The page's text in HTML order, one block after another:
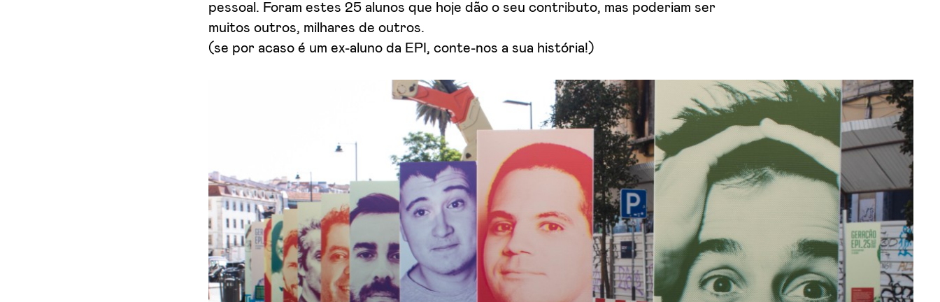
pessoal. Foram estes 25 alunos que hoje dão o seu contributo, mas poderiam ser
muitos outros, milhares de outros.
(se por acaso é um ex-aluno da EPI, conte-nos a sua história!)